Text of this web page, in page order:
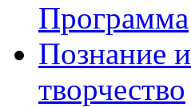
Программа
Познание и
творчество